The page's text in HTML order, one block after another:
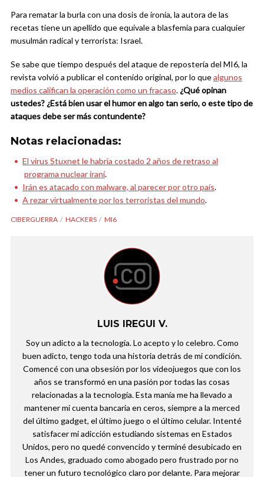
Para rematar la burla con una dosis de ironía, la autora de las
recetas tiene un apellido que equivale a blasfemia para cualquier
musulmán radical y terrorista: Israel.
Se sabe que tiempo después del ataque de repostería del MI6, la
revista volvió a publicar el contenido original, por lo quealgunos
medios califican la operación como un fracaso. ¿Qué opinan
ustedes? ¿Está bien usar el humor en algo tan serio, o este tipo de
ataques debe ser más contundente?
Notas relacionadas:
El virus Stuxnet le habría costado 2 años de retraso al
programa nuclear iraní.
Irán es atacado con malware, al parecer por otro país.
A rezar virtualmente por los terroristas del mundo.
CIBERGUERRA HACKERS MI6
LUIS IREGUI V.
Soy un adicto a la tecnología. Lo acepto y lo celebro. Como
buen adicto, tengo toda una historia detrás de mi condición.
Comencé con una obsesión por los videojuegos que con los
años se transformó en una pasión por todas las cosas
relacionadas a la tecnología. Esta manía me ha llevado a
mantener mi cuenta bancaria en ceros, siempre a la merced
del último gadget, el último juego o el último celular. Intenté
satisfacer mi adicción estudiando sistemas en Estados
Unidos, pero no quedé convencido y terminé desubicado en
Los Andes, graduado como abogado pero frustrado por no
tener un futuro tecnológico claro por delante. Para mejorar